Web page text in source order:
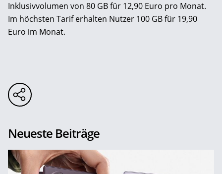
Inklusivvolumen von 80 GB für 12,90 Euro pro Monat.
Im höchsten Tarif erhalten Nutzer 100 GB für 19,90
Euro im Monat.
Neueste Beiträge